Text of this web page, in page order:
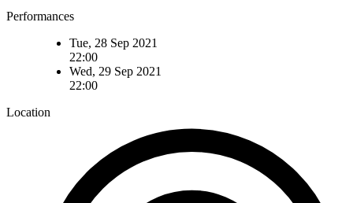
Performances
Tue, 28 Sep 2021
22:00
Wed, 29 Sep 2021
22:00
Location